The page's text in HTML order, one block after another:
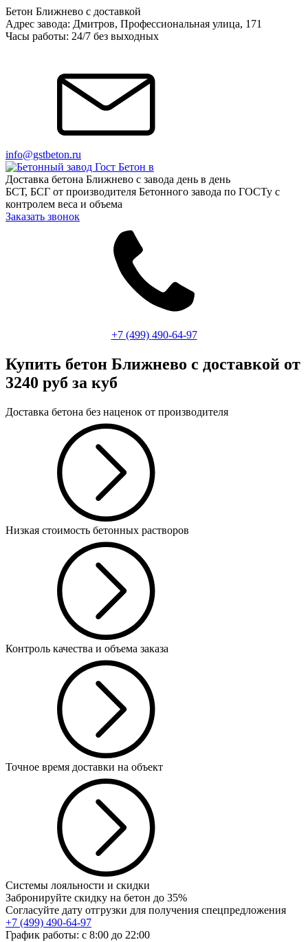
Бетон Ближнево с доставкой
Адрес завода: Дмитров, Профессиональная улица, 171
Часы работы: 24/7 без выходных
info@gstbeton.ru
Доставка бетона Ближнево с завода день в день
БСТ, БСГ от производителя Бетонного завода по ГОСТу с
контролем веса и объема
Заказать звонок
+7 (499) 490-64-97
Купить бетон Ближнево с доставкой от
3240 руб за куб
Доставка бетона без наценок от производителя
Низкая стоимость бетонных растворов
Контроль качества и объема заказа
Точное время доставки на объект
Системы лояльности и скидки
Забронируйте скидку на бетон до 35%
Согласуйте дату отгрузки для получения спецпредложения
+7 (499) 490-64-97
График работы: с 8:00 до 22:00